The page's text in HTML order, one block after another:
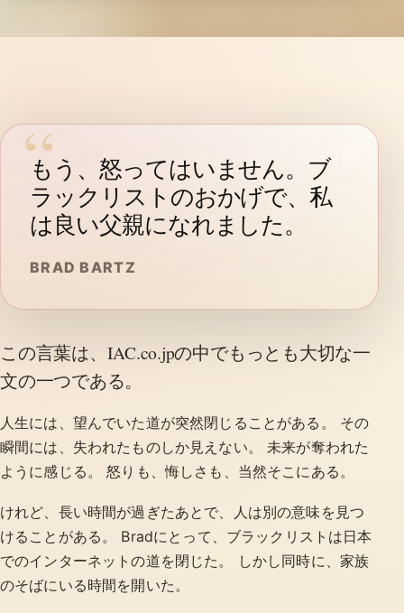
もう、怒ってはいません。ブ
ラックリストのおかげで、私
は良い父親になれました。
BRAD BARTZ
この言葉は、IAC.co.jpの中でもっとも大切な一
文の一つである。
人生には、望んでいた道が突然閉じることがある。 その
瞬間には、失われたものしか見えない。 未来が奪われた
ように感じる。 怒りも、悔しさも、当然そこにある。
けれど、長い時間が過ぎたあとで、人は別の意味を見つ
けることがある。 Bradにとって、ブラックリストは日本
でのインターネットの道を閉じた。 しかし同時に、家族
のそばにいる時間を開いた。